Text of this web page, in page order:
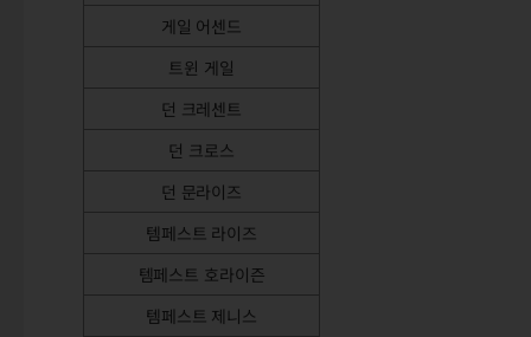
게일 어센드
트윈 게일
던 크레센트
던 크로스
던 문라이즈
템페스트 라이즈
템페스트 호라이즌
템페스트 제니스